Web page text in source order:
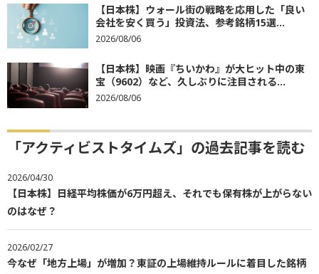
【日本株】ウォール街の戦略を応用した「良い
会社を安く買う」投資法、参考銘柄15選...
2026/08/06
【日本株】映画『ちいかわ』が大ヒット中の東
宝（9602）など、久しぶりに注目される...
2026/08/06
「アクティビストタイムズ」の過去記事を読む
2026/04/30
【日本株】日経平均株価が6万円超え、それでも保有株が上がらない
のはなぜ？
2026/02/27
今なぜ「地方上場」が増加？東証の上場維持ルールに着目した銘柄